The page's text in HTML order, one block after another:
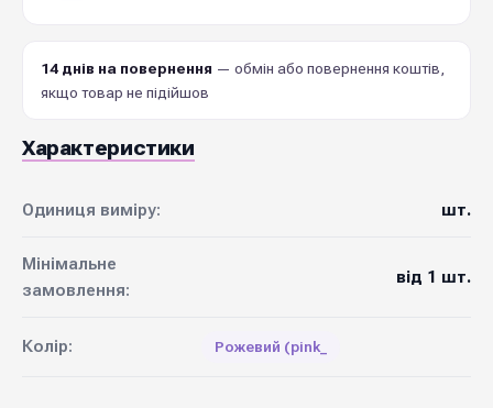
14 днів на повернення — обмін або повернення коштів,
якщо товар не підійшов
Характеристики
Одиниця виміру: шт.
Мінімальне
замовлення:
від 1 шт.
Колір: Рожевий (pink_